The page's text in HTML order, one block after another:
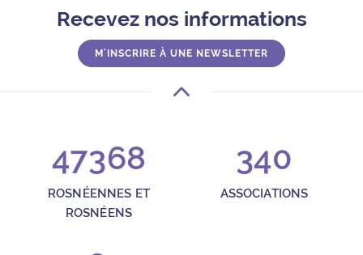
Recevez nos informations
M'INSCRIRE À UNE NEWSLETTER
47368
ROSNÉENNES ET
ROSNÉENS
340
ASSOCIATIONS